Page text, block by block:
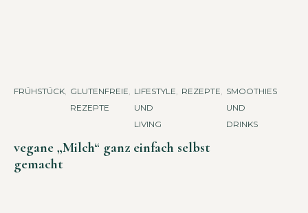
FRÜHSTÜCK GLUTENFREIE
REZEPTE
LIFESTYLE
UND
LIVING
REZEPTE
SMOOTHIES
UND
DRINKS
vegane „Milch“ ganz einfach selbst
gemacht